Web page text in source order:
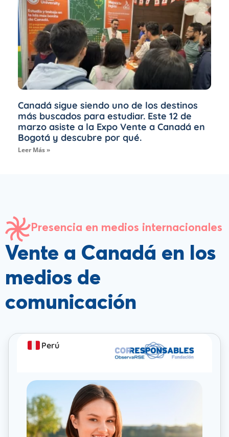
Canadá sigue siendo uno de los destinos
más buscados para estudiar. Este 12 de
marzo asiste a la Expo Vente a Canadá en
Bogotá y descubre por qué.
Leer Más »
Presencia en medios internacionales
Vente a Canadá en los
medios de
comunicación
Perú